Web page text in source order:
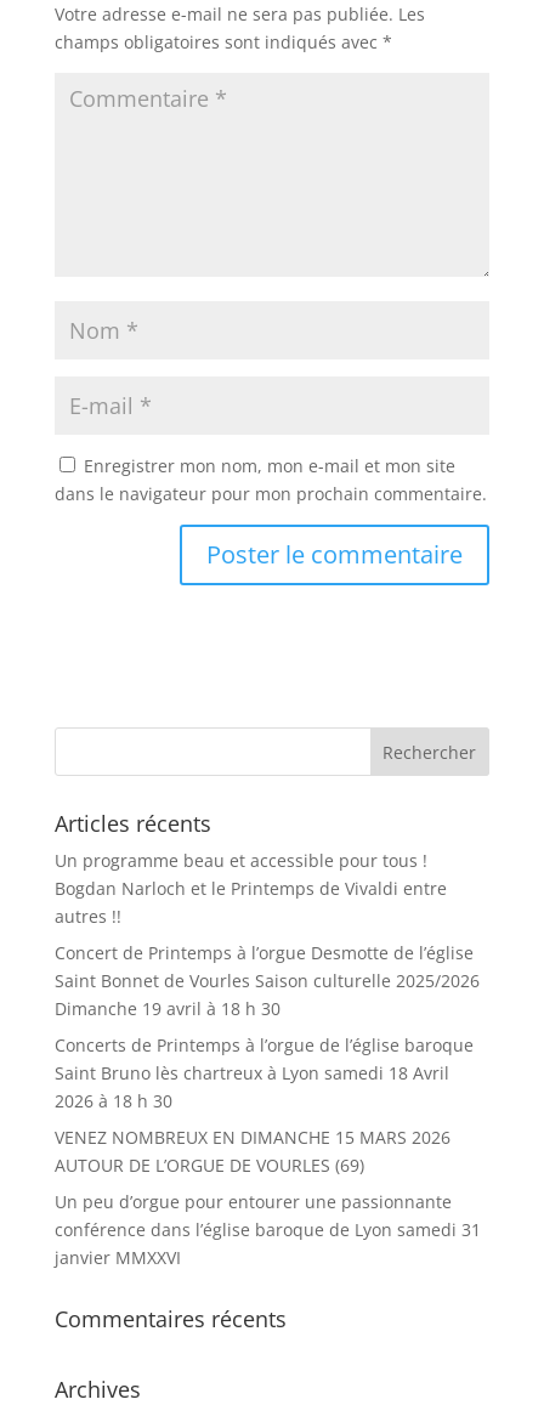
Votre adresse e-mail ne sera pas publiée. Les
champs obligatoires sont indiqués avec *
Enregistrer mon nom, mon e-mail et mon site
dans le navigateur pour mon prochain commentaire.
Articles récents
Un programme beau et accessible pour tous !
Bogdan Narloch et le Printemps de Vivaldi entre
autres !!
Concert de Printemps à l’orgue Desmotte de l’église
Saint Bonnet de Vourles Saison culturelle 2025/2026
Dimanche 19 avril à 18 h 30
Concerts de Printemps à l’orgue de l’église baroque
Saint Bruno lès chartreux à Lyon samedi 18 Avril
2026 à 18 h 30
VENEZ NOMBREUX EN DIMANCHE 15 MARS 2026
AUTOUR DE L’ORGUE DE VOURLES (69)
Un peu d’orgue pour entourer une passionnante
conférence dans l’église baroque de Lyon samedi 31
janvier MMXXVI
Commentaires récents
Archives